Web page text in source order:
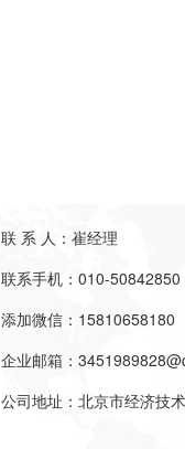
联 系 人：崔经理
联系手机：010-
添加微信：15810658180
企业邮箱：
公司地址：北京市经济技